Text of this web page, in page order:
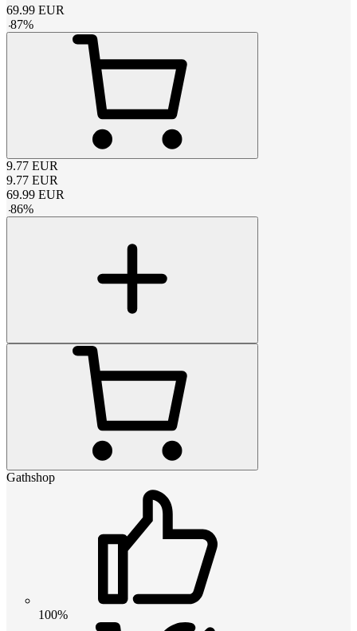
69.99 EUR
-87%
9.77 EUR
9.77 EUR
69.99 EUR
-86%
Gathshop
100%